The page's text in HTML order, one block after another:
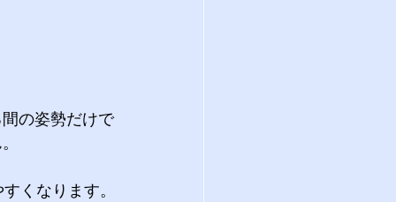
の姿勢だけで
くなります。